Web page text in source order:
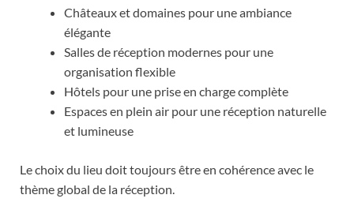
Châteaux et domaines pour une ambiance
élégante
Salles de réception modernes pour une
organisation flexible
Hôtels pour une prise en charge complète
Espaces en plein air pour une réception naturelle
et lumineuse
Le choix du lieu doit toujours être en cohérence avec le
thème global de la réception.